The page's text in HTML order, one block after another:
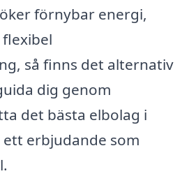
förnybar energi,
så finns det alternativ
dig genom
det bästa elbolag i
erbjudande som